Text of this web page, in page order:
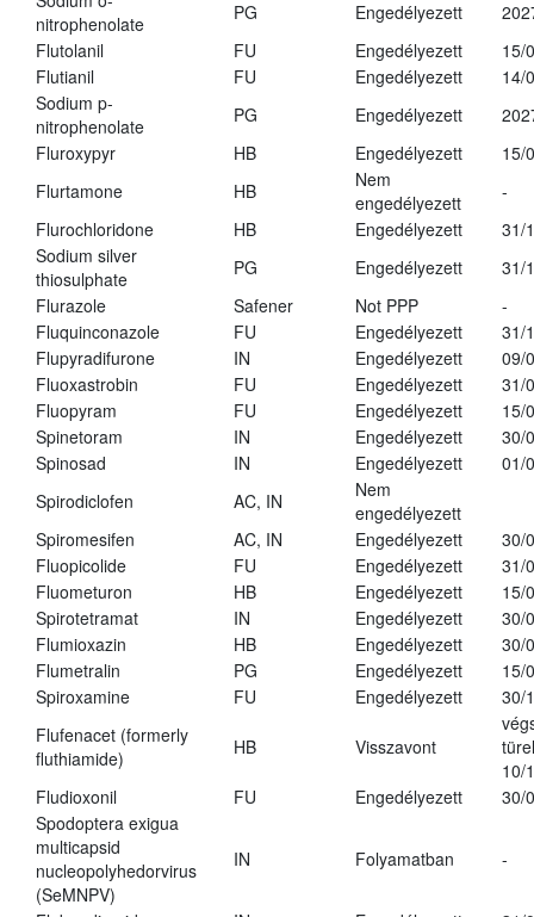
nitrophenolate
PG Engedélyezett
Flutolanil
FU Engedélyezett
15/
Flutianil
FU Engedélyezett
14/
Sodium p-
nitrophenolate
PG Engedélyezett
Fluroxypyr
HB Engedélyezett
15/
Flurtamone
HB
Nem
engedélyezett
-
Flurochloridone
HB Engedélyezett
31/
Sodium silver
thiosulphate
PG Engedélyezett
31/
Flurazole
Safener Not PPP
-
Fluquinconazole
FU Engedélyezett
31/
Flupyradifurone
IN Engedélyezett
09/
Fluoxastrobin
FU Engedélyezett
31/
Fluopyram
FU Engedélyezett
15/
Spinetoram
IN Engedélyezett
30/
Spinosad
IN Engedélyezett
01/
Spirodiclofen
AC, IN
Nem
engedélyezett
Spiromesifen
AC, IN Engedélyezett
30/
Fluopicolide
FU Engedélyezett
31/
Fluometuron
HB Engedélyezett
15/
Spirotetramat
IN Engedélyezett
30/
Flumioxazin
HB Engedélyezett
30/
Flumetralin
PG Engedélyezett
15/
Spiroxamine
FU Engedélyezett
30/
Flufenacet (formerly
fluthiamide)
HB Visszavont
10/
Fludioxonil
FU Engedélyezett
30/
Spodoptera exigua
multicapsid
nucleopolyhedorvirus
(SeMNPV)
IN Folyamatban -